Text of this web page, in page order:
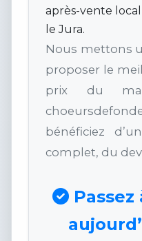
après-vente
le Jura.
Nous mettons
proposer le
prix du
bénéficiez
complet, du
Passez